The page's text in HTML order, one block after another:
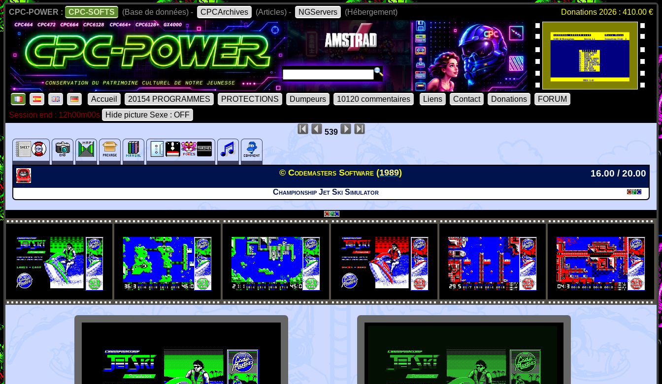
CPC-POWER : CPC-SOFTS (Base de données) - CPCArchives (Articles) - NGServers (Hébergement) Donations 2026 : 410.00 €
Accueil 20154 PROGRAMMES PROTECTIONS Dumpeurs 10120 commentaires Liens Contact Donations
FORUM
Session end : 12h00m00s
Hide picture Sexe : OFF
539
© Codemasters Software (1989) 16.00 / 20.00
Championship Jet Ski Simulator